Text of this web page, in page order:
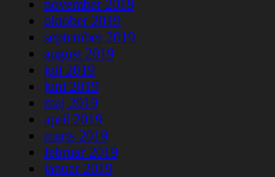
november 2019
oktober 2019
september 2019
august 2019
juli 2019
juni 2019
maj 2019
april 2019
marts 2019
februar 2019
januar 2019